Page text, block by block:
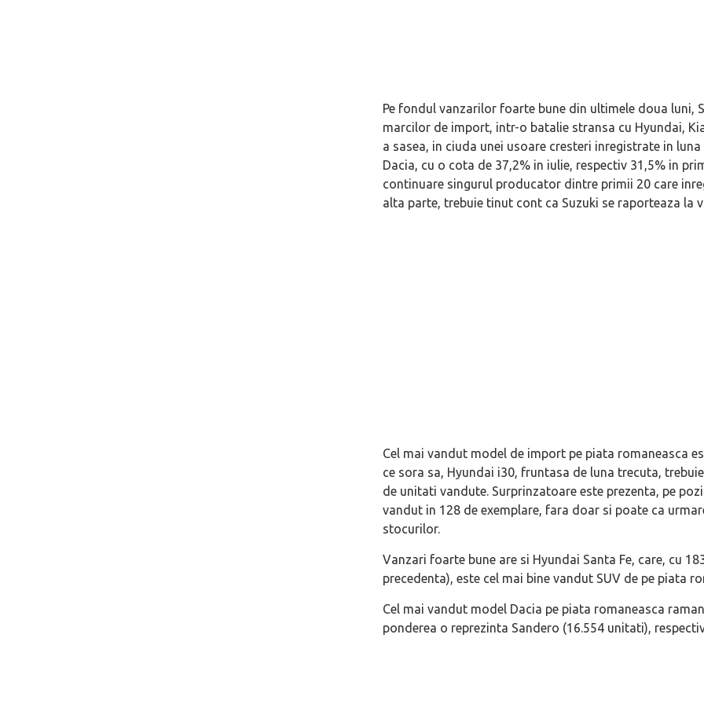
Pe fondul vanzarilor foarte bune din ultimele doua luni,
marcilor de import, intr-o batalie stransa cu Hyundai,
a sasea, in ciuda unei usoare cresteri inregistrate in
Dacia, cu o cota de 37,2% in iulie, respectiv 31,5% in
continuare singurul producator dintre primii 20 care
alta parte, trebuie tinut cont ca Suzuki se raporteaza la
Cel mai vandut model de import pe piata romaneasca
ce sora sa, Hyundai i30, fruntasa de luna trecuta,
de unitati vandute. Surprinzatoare este prezenta, pe
vandut in 128 de exemplare, fara doar si poate ca
stocurilor.
Vanzari foarte bune are si Hyundai Santa Fe, care, cu
precedenta), este cel mai bine vandut SUV de pe piata
Cel mai vandut model Dacia pe piata romaneasca
ponderea o reprezinta Sandero (16.554 unitati),